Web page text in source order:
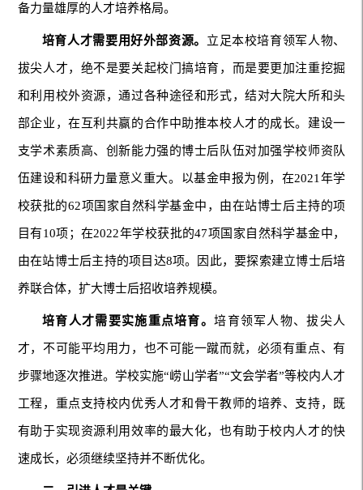
备力量雄厚的人才培养格局。
培育人才需要用好外部资源。 立足本校培育领军人物、
拔尖人才，绝不是要关起校门搞培育，而是要更加注重挖掘
和利用校外资源，通过各种途径和形式，结对大院大所和头
部企业，在互利共赢的合作中助推本校人才的成长。建设一
支学术素质高、创新能力强的博士后队伍对加强学校师资队
伍建设和科研力量意义重大。以基金申报为例，在2021年学
校获批的62项国家自然科学基金中，由在站博士后主持的项
目有10项；在2022年学校获批的47项国家自然科学基金中，
由在站博士后主持的项目达8项。因此，要探索建立博士后培
养联合体，扩大博士后招收培养规模。
培育人才需要实施重点培育。培育领军人物、拔尖人
才，不可能平均用力，也不可能一蹴而就，必须有重点、有
步骤地逐次推进。学校实施“崂山学者”“文会学者”等校内人才
工程，重点支持校内优秀人才和骨干教师的培养、支持，既
有助于实现资源利用效率的最大化，也有助于校内人才的快
速成长，必须继续坚持并不断优化。